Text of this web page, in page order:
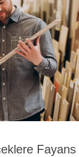
Fayans